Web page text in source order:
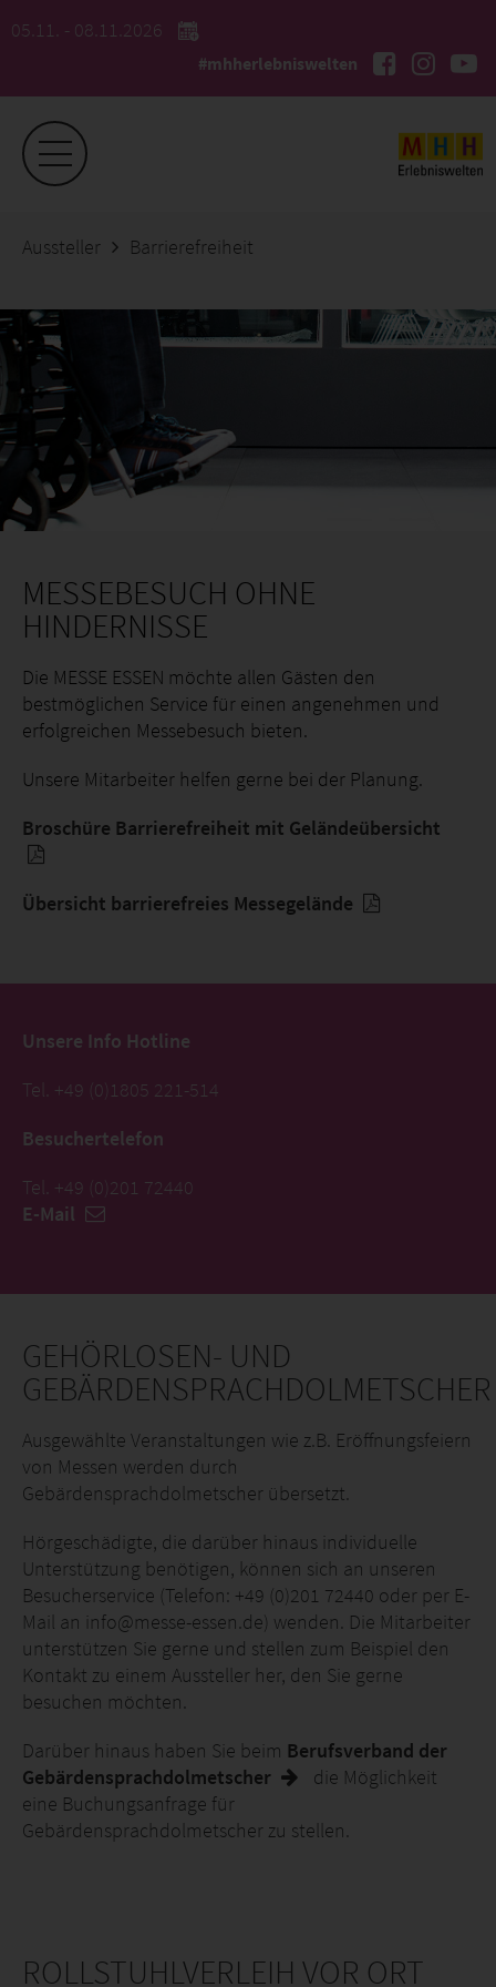
05.11. - 08.11.2026
#mhherlebniswelten
Aussteller Barrierefreiheit
MESSEBESUCH OHNE
HINDERNISSE
Die MESSE ESSEN möchte allen Gästen den
bestmöglichen Service für einen angenehmen und
erfolgreichen Messebesuch bieten.
Unsere Mitarbeiter helfen gerne bei der Planung.
Broschüre Barrierefreiheit mit Geländeübersicht
Übersicht barrierefreies Messegelände
Unsere Info Hotline
Tel. +49 (0)1805 221-514
Besuchertelefon
Tel. +49 (0)201 72440
E-Mail
GEHÖRLOSEN- UND
GEBÄRDENSPRACHDOLMETSCHER
Ausgewählte Veranstaltungen wie z.B. Eröffnungsfeiern
von Messen werden durch
Gebärdensprachdolmetscher übersetzt.
Hörgeschädigte, die darüber hinaus individuelle
Unterstützung benötigen, können sich an unseren
Besucherservice (Telefon: +49 (0)201 72440 oder per E-
Mail an info@messe-essen.de) wenden. Die Mitarbeiter
unterstützen Sie gerne und stellen zum Beispiel den
Kontakt zu einem Aussteller her, den Sie gerne
besuchen möchten.
Darüber hinaus haben Sie beim Berufsverband der
Gebärdensprachdolmetscher
die Möglichkeit
eine Buchungsanfrage für
Gebärdensprachdolmetscher zu stellen.
ROLLSTUHLVERLEIH VOR ORT